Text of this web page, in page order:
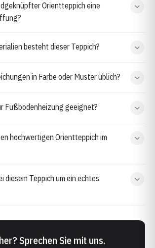
Orientteppich eine
besteht dieser Teppich?
in Farbe oder Muster üblich?
Fußbodenheizung geeignet?
hochwertigen Orientteppich im
diesem Teppich um ein echtes
Sprechen Sie mit uns.